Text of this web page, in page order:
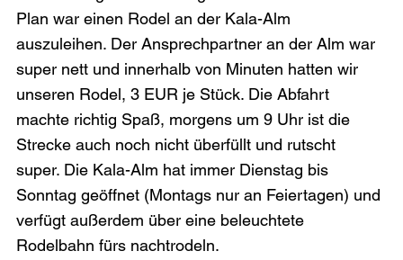
Plan war einen Rodel an der Kala-Alm
auszuleihen. Der Ansprechpartner an der Alm war
super nett und innerhalb von Minuten hatten wir
unseren Rodel, 3 EUR je Stück. Die Abfahrt
machte richtig Spaß, morgens um 9 Uhr ist die
Strecke auch noch nicht überfüllt und rutscht
super. Die Kala-Alm hat immer Dienstag bis
Sonntag geöffnet (Montags nur an Feiertagen) und
verfügt außerdem über eine beleuchtete
Rodelbahn fürs nachtrodeln.